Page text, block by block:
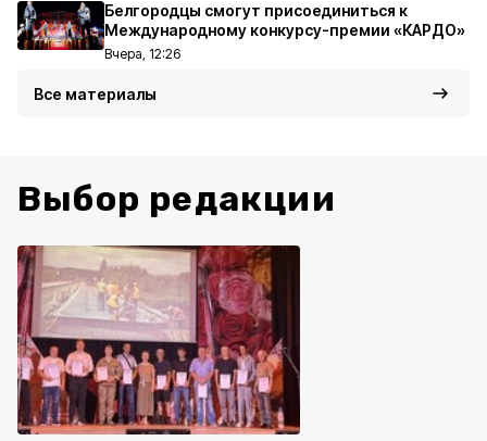
Белгородцы смогут присоединиться к
Международному конкурсу-премии «КАРДО»
Вчера, 12:26
Все материалы
Выбор редакции